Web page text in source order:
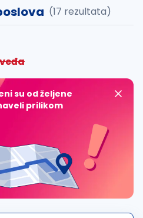
(17 rezultata)
su od željene
prilikom